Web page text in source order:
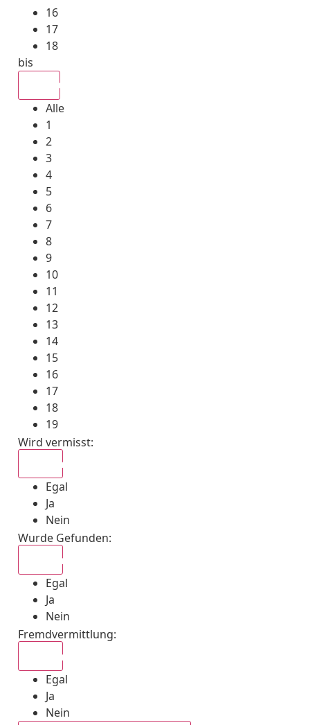
16
17
18
bis
Alle
1
2
3
4
5
6
7
8
9
10
11
12
13
14
15
16
17
18
19
Wird vermisst:
Egal
Ja
Nein
Wurde Gefunden:
Egal
Ja
Nein
Fremdvermittlung:
Egal
Ja
Nein